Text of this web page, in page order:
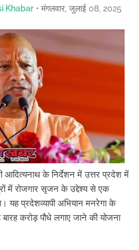
Khabar • मंगलवार, जुलाई 08, 2025
के निर्देशन में उत्तर प्रदेश में
में रोजगार सृजन के उद्देश्य से एक
यह प्रदेशव्यापी अभियान मनरेगा के
करोड़ पौधे लगाए जाने की योजना